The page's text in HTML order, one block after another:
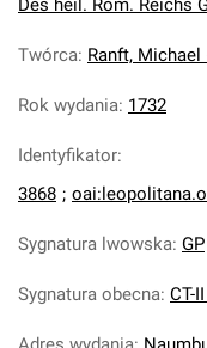
Des heil. Röm. Reichs
Twórca: Ranft, Michael
Rok wydania: 1732
Identyfikator:
3868 ;
Sygnatura lwowska: GP
Sygnatura obecna: CT-